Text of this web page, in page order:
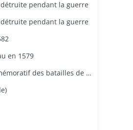
pendant la guerre
pendant la guerre
en 1579
Vieil-Armand : monument commémoratif des batailles de la 1ère guerre mondiale